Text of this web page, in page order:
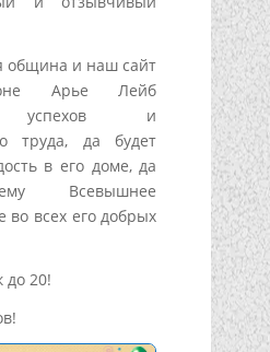
община и наш сайт
Арье Лейб
успехов и
труда, да будет
в его доме, да
Всевышнее
во всех его добрых
до 20!